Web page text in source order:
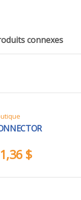
connexes
$